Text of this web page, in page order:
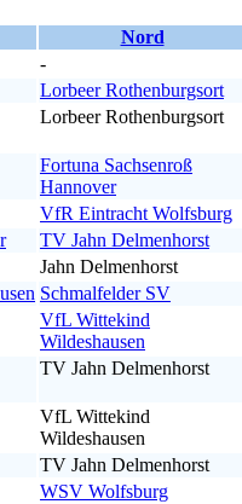
Nord
-
Lorbeer Rothenburgsort
Lorbeer Rothenburgsort
Fortuna Sachsenroß
Hannover
VfR Eintracht Wolfsburg
TV Jahn Delmenhorst
Jahn Delmenhorst
Schmalfelder SV
VfL Wittekind
Wildeshausen
TV Jahn Delmenhorst
VfL Wittekind
Wildeshausen
TV Jahn Delmenhorst
WSV Wolfsburg